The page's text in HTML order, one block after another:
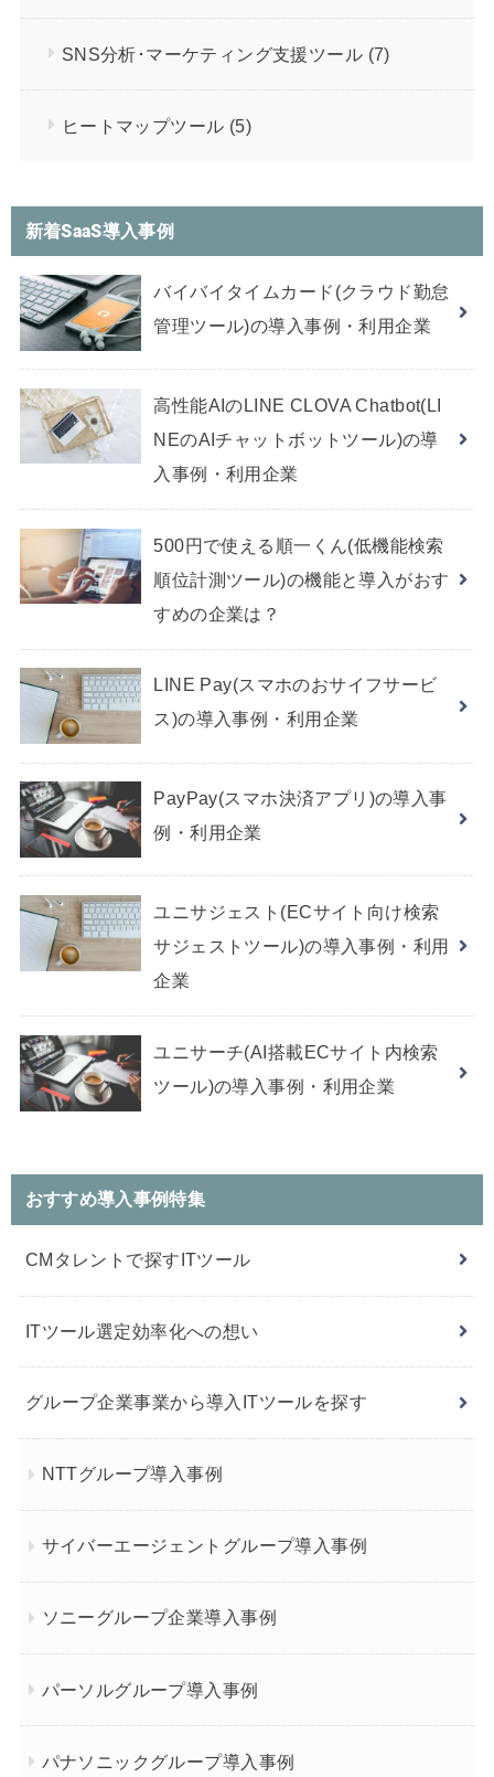
SNS分析･マーケティング支援ツール (7)
ヒートマップツール (5)
新着SaaS導入事例
バイバイタイムカード(クラウド勤怠
管理ツール)の導入事例・利用企業
高性能AIのLINE CLOVA Chatbot(LI
NEのAIチャットボットツール)の導
入事例・利用企業
500円で使える順一くん(低機能検索
順位計測ツール)の機能と導入がおす
すめの企業は？
LINE Pay(スマホのおサイフサービ
ス)の導入事例・利用企業
PayPay(スマホ決済アプリ)の導入事
例・利用企業
ユニサジェスト(ECサイト向け検索
サジェストツール)の導入事例・利用
企業
ユニサーチ(AI搭載ECサイト内検索
ツール)の導入事例・利用企業
おすすめ導入事例特集
CMタレントで探すITツール
ITツール選定効率化への想い
グループ企業事業から導入ITツールを探す
NTTグループ導入事例
サイバーエージェントグループ導入事例
ソニーグループ企業導入事例
パーソルグループ導入事例
パナソニックグループ導入事例